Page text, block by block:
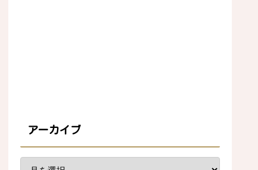
アーカイブ